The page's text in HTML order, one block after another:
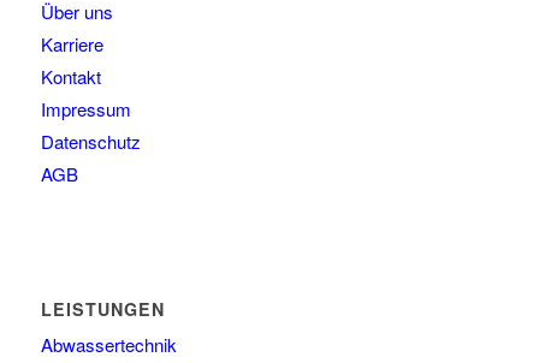
Über uns
Karriere
Kontakt
Impressum
Datenschutz
AGB
LEISTUNGEN
Abwassertechnik